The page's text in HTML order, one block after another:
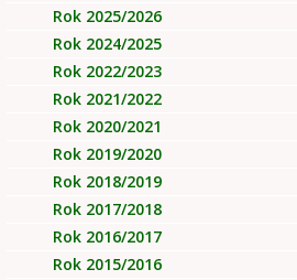
Rok 2025/2026
Rok 2024/2025
Rok 2022/2023
Rok 2021/2022
Rok 2020/2021
Rok 2019/2020
Rok 2018/2019
Rok 2017/2018
Rok 2016/2017
Rok 2015/2016